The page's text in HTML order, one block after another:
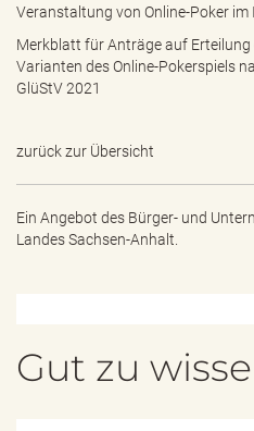
Veranstaltung von Online-Poker im
Merkblatt für Anträge auf Erteilung
Varianten des Online-Pokerspiels
GlüStV 2021
zurück zur Übersicht
Ein Angebot des Bürger- und
Landes Sachsen-Anhalt.
Gut zu